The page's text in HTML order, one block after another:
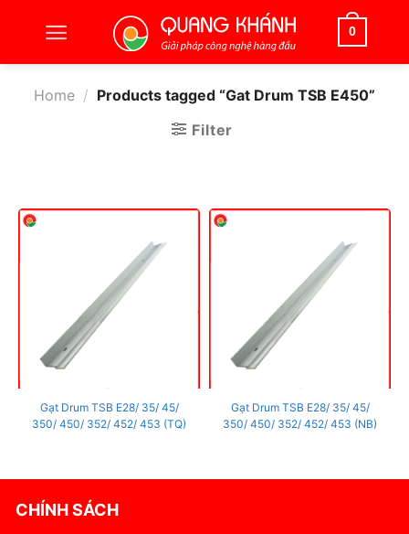
0
Home / Products tagged “Gat Drum TSB E450”
Filter
Gạt Drum TSB E28/ 35/ 45/
350/ 450/ 352/ 452/ 453 (TQ)
Gạt Drum TSB E28/ 35/ 45/
350/ 450/ 352/ 452/ 453 (NB)
CHÍNH SÁCH